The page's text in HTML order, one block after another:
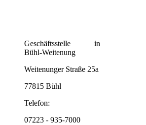
Geschäftsstelle in
Bühl-Weitenung
Weitenunger Straße 25a
77815 Bühl
Telefon:
07223 - 935-7000